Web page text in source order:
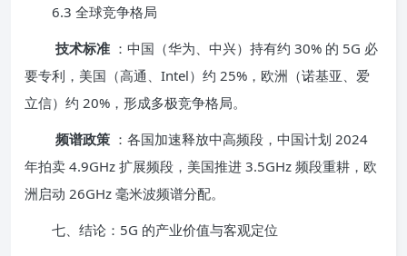
6.3 全球竞争格局
技术标准 ：中国（华为、中兴）持有约 30% 的 5G 必
要专利，美国（高通、Intel）约 25%，欧洲（诺基亚、爱
立信）约 20%，形成多极竞争格局。
频谱政策 ：各国加速释放中高频段，中国计划 2024
年拍卖 4.9GHz 扩展频段，美国推进 3.5GHz 频段重耕，欧
洲启动 26GHz 毫米波频谱分配。
七、结论：5G 的产业价值与客观定位